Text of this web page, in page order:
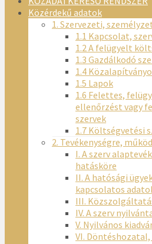
Közérdekű adatok
1. Szervezeti,
1.1 Kapcsolat,
1.2 A felügyelt
1.3 Gazdálkodó
1.4
1.5 Lapok
1.6 Felettes,
ellenőrzést vagy
szervek
1.7 Költségvetési
2. Tevékenységre,
I. A szerv
hatásköre
II. A hatósági
kapcsolatos
III.
IV. A szerv
V. Nyilvános
VI. Döntéshozatal,